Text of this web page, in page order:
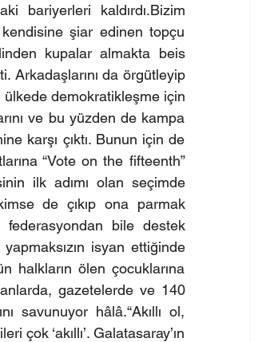
bariyerleri kaldırdı.Bizim
şiar edinen topçu
kupalar almakta beis
Arkadaşlarını da örgütleyip
demokratikleşme için
ve bu yüzden de kampa
karşı çıktı. Bunun için de
“Vote on the fifteenth”
ilk adımı olan seçimde
de çıkıp ona parmak
federasyondan bile destek
isyan ettiğinde
halkların ölen çocuklarına
gazetelerde ve 140
savunuyor hâlâ.“Akıllı ol,
‘akıllı’. Galatasaray’ın